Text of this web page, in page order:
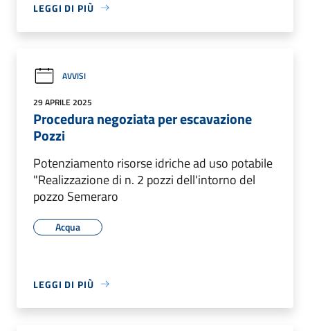
LEGGI DI PIÙ
AVVISI
29 APRILE 2025
Procedura negoziata per escavazione
Pozzi
Potenziamento risorse idriche ad uso potabile
"Realizzazione di n. 2 pozzi dell'intorno del
pozzo Semeraro
Acqua
LEGGI DI PIÙ